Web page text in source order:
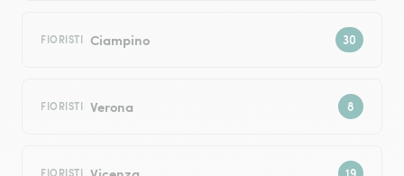
FIORISTI Ciampino
FIORISTI Verona
FIORISTI